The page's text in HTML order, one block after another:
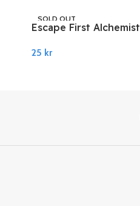
SOLD OUT
STEAM
Escape First Alchemist
25 kr